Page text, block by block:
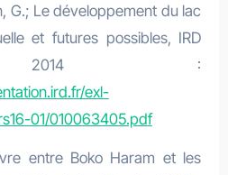
G.; Le développement du lac
et futures possibles, IRD
2014 :
exl-
01/010063405.pdf
entre Boko Haram et les